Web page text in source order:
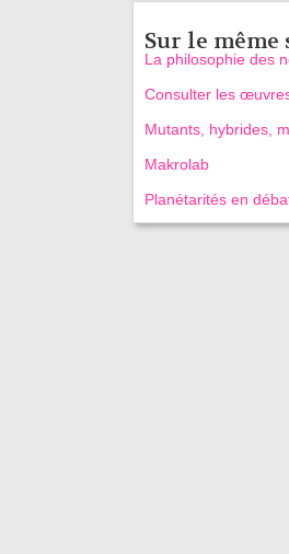
Sur le même
La philosophie des
Consulter les
Mutants, hybrides,
Makrolab
Planétarités en